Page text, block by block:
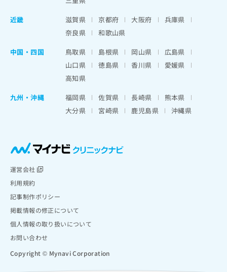
近畿
滋賀県 京都府 大阪府
兵庫県
奈良県
和歌山県
中国・四国
鳥取県 島根県 岡山県
広島県
山口県
徳島県 香川県
愛媛県
高知県
九州・沖縄
福岡県 佐賀県 長崎県
熊本県
大分県
宮崎県 鹿児島県 沖縄県
運営会社
利用規約
記事制作ポリシー
掲載情報の修正について
個人情報の取り扱いについて
お問い合わせ
Copyright © Mynavi Corporation